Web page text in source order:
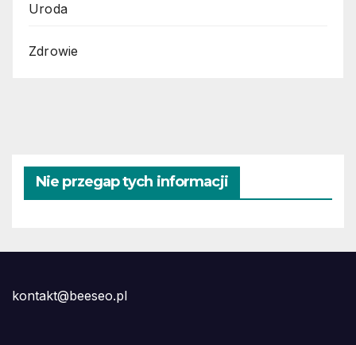
Uroda
Zdrowie
Nie przegap tych informacji
kontakt@beeseo.pl